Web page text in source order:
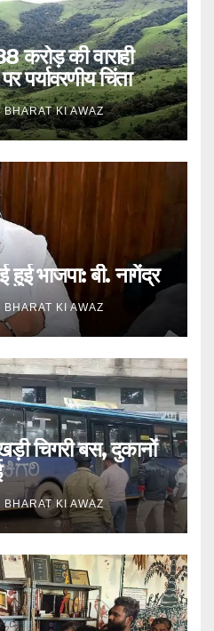
करोड़ की वाराही
पर्यावरणीय चिंता
BHARAT KI AWAZ
भाजपा: बी. नागेंद्र
BHARAT KI AWAZ
चिगरी बस, दुकानों
BHARAT KI AWAZ